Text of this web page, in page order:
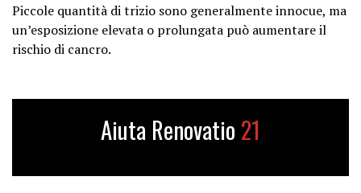
Piccole quantità di trizio sono generalmente innocue, ma
un’esposizione elevata o prolungata può aumentare il
rischio di cancro.
Aiuta Renovatio 21